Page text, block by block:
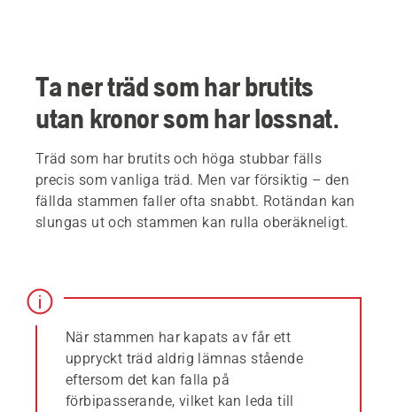
Ta ner träd som har brutits
utan kronor som har lossnat.
Träd som har brutits och höga stubbar fälls
precis som vanliga träd. Men var försiktig – den
fällda stammen faller ofta snabbt. Rotändan kan
slungas ut och stammen kan rulla oberäkneligt.
När stammen har kapats av får ett
uppryckt träd aldrig lämnas stående
eftersom det kan falla på
förbipasserande, vilket kan leda till